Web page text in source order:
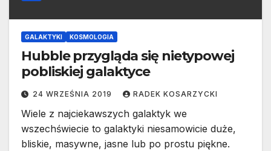
GALAKTYKI KOSMOLOGIA
Hubble przygląda się nietypowej
pobliskiej galaktyce
24 WRZEŚNIA 2019 RADEK KOSARZYCKI
Wiele z najciekawszych galaktyk we
wszechświecie to galaktyki niesamowicie duże,
bliskie, masywne, jasne lub po prostu piękne.